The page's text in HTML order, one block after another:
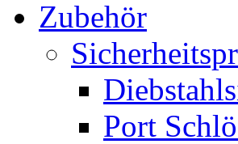
Zubehör
Port